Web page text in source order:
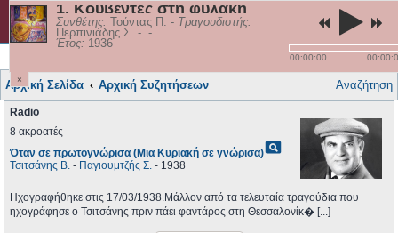
rebetiko.sealabs.net
Σύνδεση
Εγγραφή
Αρχική Σελίδα Αρχική Συζητήσεων Αναζήτηση
Radio
8 ακροατές
Όταν σε πρωτογνώρισα (Μια Κυριακή σε γνώρισα)pageview
Τσιτσάνης Β. - Παγιουμτζής Σ. - 1938
Ηχογραφήθηκε στις 17/03/1938.Μάλλον από τα τελευταία τραγούδια που
ηχογράφησε ο Τσιτσάνης πριν πάει φαντάρος στη Θεσσαλονίκ� [...]
×
1. Κουβέντες στη φυλακή
Συνθέτης: Τούντας Π. - Τραγουδιστής:
Περπινιάδης Σ. - -
Έτος: 1936
00:00:00